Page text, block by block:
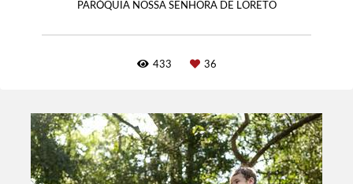
PARÓQUIA NOSSA SENHORA DE LORETO
433 36